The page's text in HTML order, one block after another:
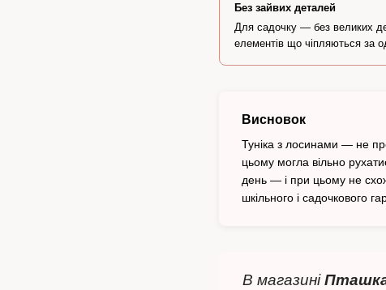
Без зайвих деталей
Для садочку — без великих
елементів що чіпляються за
Висновок
Туніка з лосинами — не
цьому могла вільно
день — і при цьому не
шкільного і садочкового
В магазині